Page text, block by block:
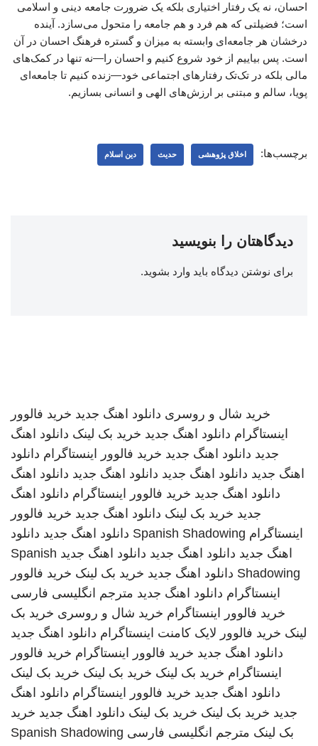
احسان، نه یک رفتار اختیاری بلکه یک ضرورت جامعه دینی و اسلامی
است؛ فضیلتی که هم فرد و هم جامعه را متحول می‌سازد. آینده
درخشان هر جامعه‌ای وابسته به میزان و گستره فرهنگ احسان در آن
است. پس بیاییم از خود شروع کنیم و احسان را—نه تنها در کمک‌های
مالی بلکه در تک‌تک رفتارهای اجتماعی خود—زنده کنیم تا جامعه‌ای
پویا، سالم و مبتنی بر ارزش‌های الهی و انسانی بسازیم.
برچسب‌ها: اخلاق پژوهشی حدیث دین اسلام
دیدگاهتان را بنویسید
برای نوشتن دیدگاه باید وارد بشوید.
خرید شال و روسری دانلود اهنگ جدید خرید فالوور
اینستاگرام دانلود اهنگ جدید خرید بک لینک دانلود اهنگ
جدید دانلود اهنگ جدید خرید فالوور اینستاگرام دانلود
اهنگ جدید دانلود اهنگ جدید دانلود اهنگ جدید دانلود اهنگ
دانلود اهنگ جدید خرید فالوور اینستاگرام دانلود اهنگ
جدید خرید بک لینک دانلود اهنگ جدید خرید فالوور
اینستاگرام Spanish Shadowing دانلود اهنگ جدید دانلود
اهنگ جدید دانلود اهنگ جدید دانلود اهنگ جدید Spanish
Shadowing دانلود اهنگ جدید خرید بک لینک خرید فالوور
اینستاگرام دانلود اهنگ جدید مترجم انگلیسی فارسی
خرید فالوور اینستاگرام خرید شال و روسری خرید بک
لینک خرید فالوور لایک کامنت اینستاگرام دانلود اهنگ جدید
دانلود اهنگ جدید خرید فالوور اینستاگرام خرید فالوور
اینستاگرام خرید بک لینک خرید بک لینک خرید بک لینک
دانلود اهنگ جدید خرید فالوور اینستاگرام دانلود اهنگ
جدید خرید بک لینک خرید بک لینک دانلود اهنگ جدید خرید
بک لینک مترجم انگلیسی فارسی Spanish Shadowing